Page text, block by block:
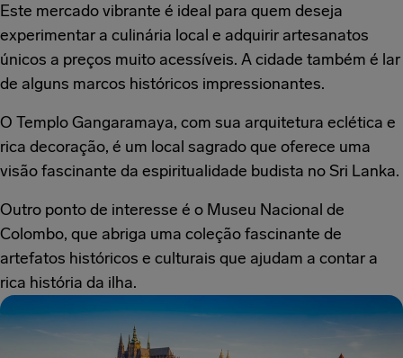
Este mercado vibrante é ideal para quem deseja
experimentar a culinária local e adquirir artesanatos
únicos a preços muito acessíveis. A cidade também é lar
de alguns marcos históricos impressionantes.
O Templo Gangaramaya, com sua arquitetura eclética e
rica decoração, é um local sagrado que oferece uma
visão fascinante da espiritualidade budista no Sri Lanka.
Outro ponto de interesse é o Museu Nacional de
Colombo, que abriga uma coleção fascinante de
artefatos históricos e culturais que ajudam a contar a
rica história da ilha.